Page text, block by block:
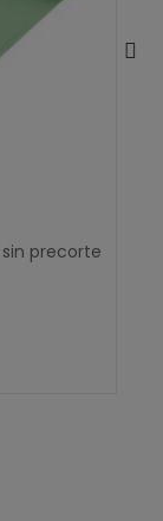
precorte